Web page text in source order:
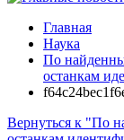
Главная
Наука
По
останкам
Вернуться к "По